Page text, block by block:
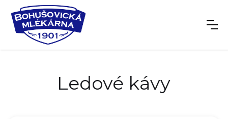
Ledové kávy